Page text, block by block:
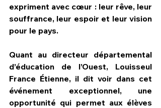
expriment avec cœur : leur rêve, leur
souffrance, leur espoir et leur vision
pour le pays.
Quant au directeur départemental
d’éducation de l’Ouest, Louisseul
France Étienne, il dit voir dans cet
événement exceptionnel, une
opportunité qui permet aux élèves